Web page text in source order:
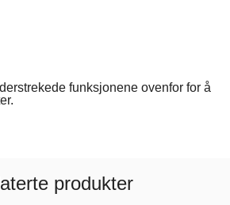
funksjonene ovenfor for å
produkter